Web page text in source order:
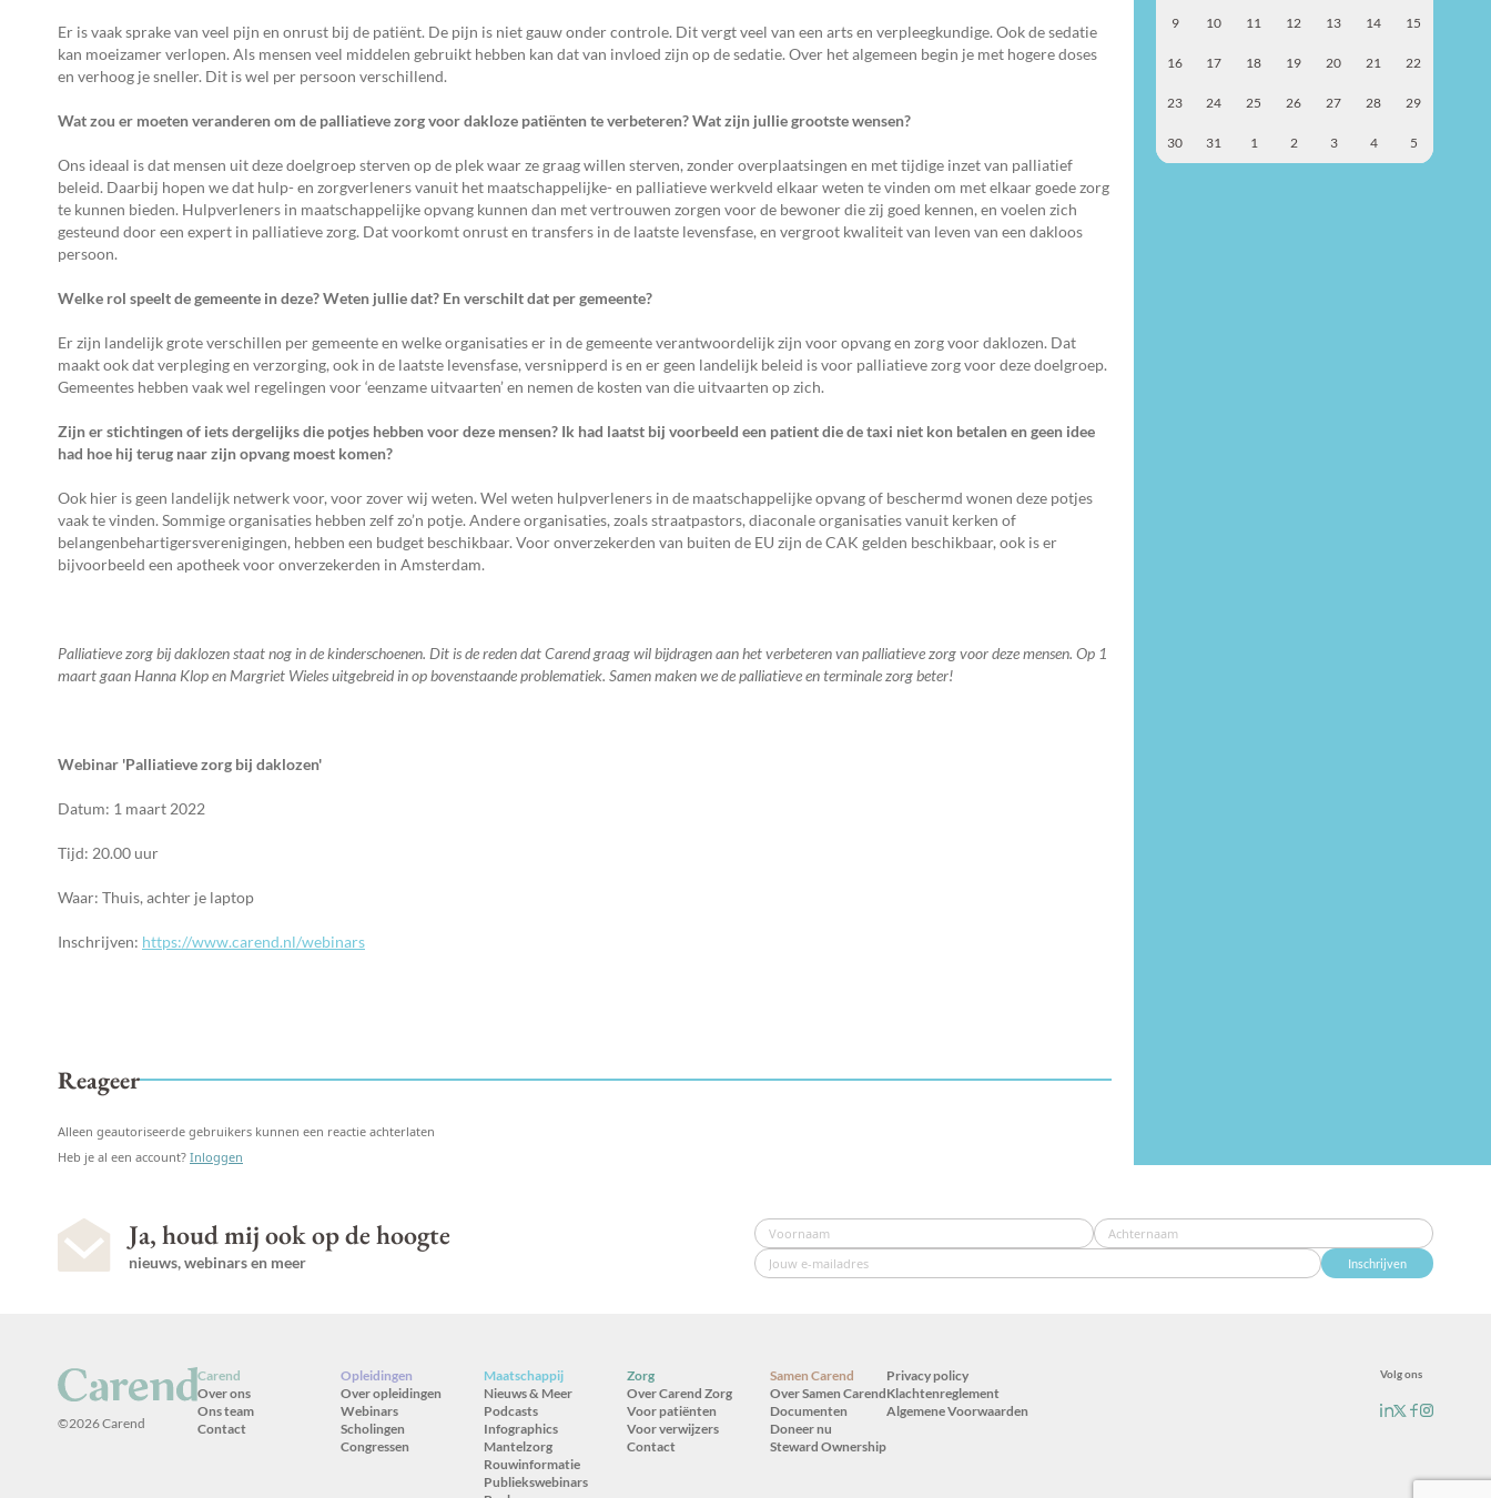
Er is vaak sprake van veel pijn en onrust bij de patiënt. De pijn is niet gauw onder controle. Dit vergt veel van een arts en verpleegkundige. Ook de sedatie
kan moeizamer verlopen. Als mensen veel middelen gebruikt hebben kan dat van invloed zijn op de sedatie. Over het algemeen begin je met hogere doses
en verhoog je sneller. Dit is wel per persoon verschillend.
Wat zou er moeten veranderen om de palliatieve zorg voor dakloze patiënten te verbeteren?Wat zijn jullie grootste wensen?
Ons ideaal is dat mensen uit deze doelgroep sterven op de plek waar ze graag willen sterven, zonder overplaatsingen en met tijdige inzet van palliatief
beleid. Daarbij hopen we dat hulp- en zorgverleners vanuit het maatschappelijke- en palliatieve werkveld elkaar weten te vinden om met elkaar goede zorg
te kunnen bieden. Hulpverleners in maatschappelijke opvang kunnen dan met vertrouwen zorgen voor de bewoner die zij goed kennen, en voelen zich
gesteund door een expert in palliatieve zorg. Dat voorkomt onrust en transfers in de laatste levensfase, en vergroot kwaliteit van leven van een dakloos
persoon.
Welke rol speelt de gemeente in deze? Weten jullie dat? En verschilt dat per gemeente?
Er zijn landelijk grote verschillen per gemeente en welke organisaties er in de gemeente verantwoordelijk zijn voor opvang en zorg voor daklozen. Dat
maakt ook dat verpleging en verzorging, ook in de laatste levensfase, versnipperd is en er geen landelijk beleid is voor palliatieve zorg voor deze doelgroep.
Gemeentes hebben vaak wel regelingen voor ‘eenzame uitvaarten’ en nemen de kosten van die uitvaarten op zich.
Zijn er stichtingen of iets dergelijks die potjes hebben voor deze mensen? Ik had laatst bij voorbeeld een patient diede taxi niet kon betalen en geen idee
had hoe hij terug naar zijn opvang moest komen?
Ook hier is geen landelijk netwerk voor, voor zover wij weten. Wel weten hulpverleners in de maatschappelijke opvang of beschermd wonen deze potjes
vaak te vinden. Sommige organisaties hebben zelf zo’n potje. Andere organisaties, zoals straatpastors, diaconale organisaties vanuit kerken of
belangenbehartigersverenigingen, hebben een budget beschikbaar. Voor onverzekerden van buiten de EU zijn de CAK gelden beschikbaar, ook is er
bijvoorbeeld een apotheek voor onverzekerden in Amsterdam.
Palliatieve zorg bij daklozen staat nog in de kinderschoenen. Dit is de reden dat Carend graag wil bijdragen aan het verbeteren van palliatieve zorg voor deze mensen. Op 1
maart gaan Hanna Klop en Margriet Wieles uitgebreid in op bovenstaande problematiek. Samen maken we de palliatieve en terminale zorg beter!
Webinar 'Palliatieve zorg bij daklozen'
Datum: 1 maart 2022
Tijd: 20.00 uur
Waar: Thuis, achter je laptop
Inschrijven: https://www.carend.nl/webinars
Reageer
Alleen geautoriseerde gebruikers kunnen een reactie achterlaten
Heb je al een account? Inloggen
9 10 11 12 13 14 15
16 17 18 19 20 21 22
23 24 25 26 27 28 29
30 31 1 2 3 4 5
Ja, houd mij ook op de hoogte
nieuws, webinars en meer Inschrijven
©2026 Carend
Carend
Over ons
Ons team
Contact
Opleidingen
Over opleidingen
Webinars
Scholingen
Congressen
Maatschappij
Nieuws & Meer
Podcasts
Infographics
Mantelzorg
Rouwinformatie
Publiekswebinars
Zorg
Over Carend Zorg
Voor patiënten
Voor verwijzers
Contact
Samen Carend
Over Samen Carend
Documenten
Doneer nu
Steward Ownership
Volg ons
Privacy policy
Klachtenreglement
Algemene Voorwaarden